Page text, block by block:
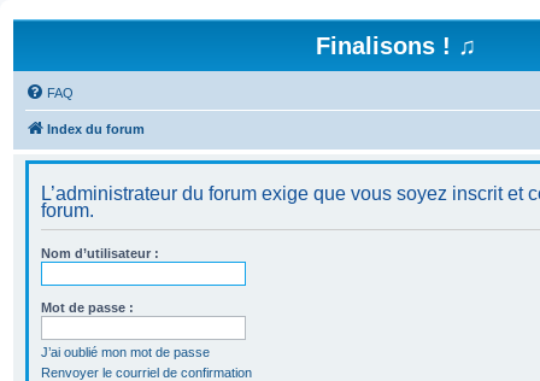
Finalisons ! ♫
FAQ
Index du forum
L’administrateur du forum exige que vous soyez inscrit et
forum.
Nom d’utilisateur :
Mot de passe :
J’ai oublié mon mot de passe
Renvoyer le courriel de confirmation